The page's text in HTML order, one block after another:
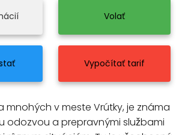
Volať
Vypočítať tarif
mnohých v meste Vrútky, je známa
odozvou a prepravnými službami